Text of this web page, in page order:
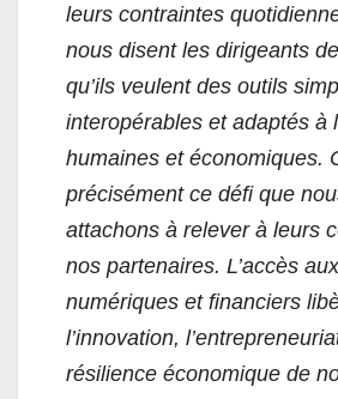
leurs contraintes
nous disent les dirigeants
qu’ils veulent des outils
interopérables et adaptés à
humaines et économiques.
précisément ce défi que
attachons à relever à leurs
nos partenaires. L’accès
numériques et financiers
l’innovation,
résilience économique de